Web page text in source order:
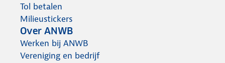
Tol betalen
Milieustickers
Over ANWB
Werken bij ANWB
Vereniging en bedrijf